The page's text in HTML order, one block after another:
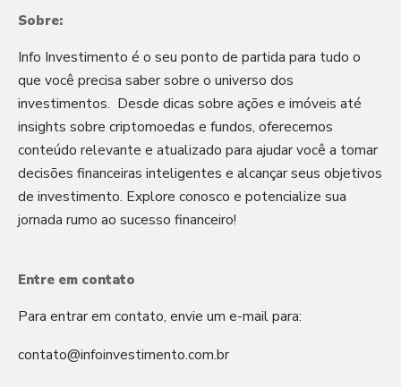
Sobre:
Info Investimento é o seu ponto de partida para tudo o
que você precisa saber sobre o universo dos
investimentos. Desde dicas sobre ações e imóveis até
insights sobre criptomoedas e fundos, oferecemos
conteúdo relevante e atualizado para ajudar você a tomar
decisões financeiras inteligentes e alcançar seus objetivos
de investimento. Explore conosco e potencialize sua
jornada rumo ao sucesso financeiro!
Entre em contato
Para entrar em contato, envie um e-mail para:
contato@infoinvestimento.com.br